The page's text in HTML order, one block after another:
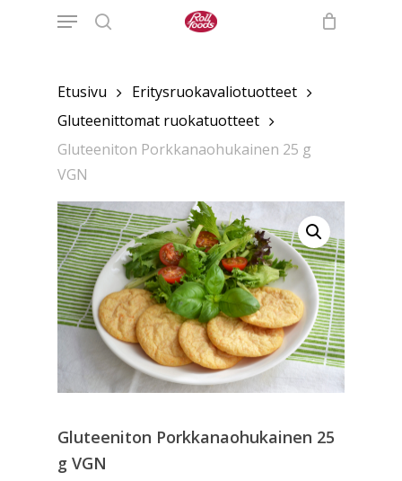
Menu
Etusivu
Eritysruokavaliotuotteet
Gluteenittomat ruokatuotteet
Gluteeniton Porkkanaohukainen 25 g
VGN
Gluteeniton Porkkanaohukainen 25
g VGN